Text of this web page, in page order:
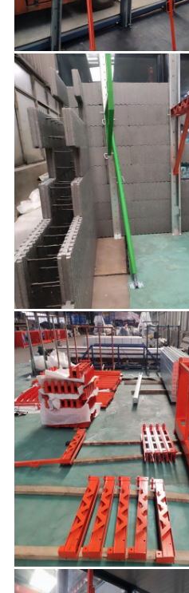
な
さ
い
地
PRIVACY
POLICY